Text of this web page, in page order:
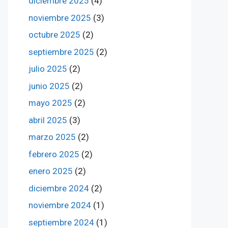
noviembre 2025 (3)
octubre 2025 (2)
septiembre 2025 (2)
julio 2025 (2)
junio 2025 (2)
mayo 2025 (2)
abril 2025 (3)
marzo 2025 (2)
febrero 2025 (2)
enero 2025 (2)
diciembre 2024 (2)
noviembre 2024 (1)
septiembre 2024 (1)